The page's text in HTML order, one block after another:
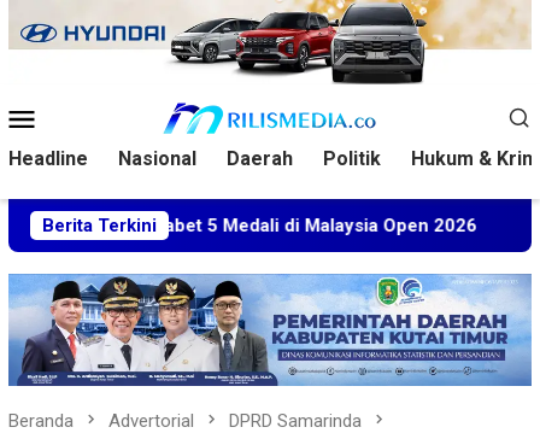
ke
Mobile
Headline Nasional Daerah Politik Hukum &
Berita Terkini
Sabet 5 Medali di Malaysia Open 2026 Kuasa
Beranda Advertorial DPRD Samarinda